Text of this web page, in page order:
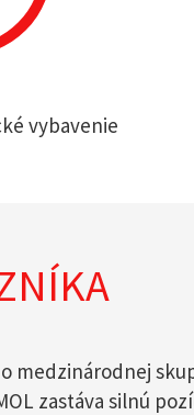
vybavenie
medzinárodnej
zastáva silnú